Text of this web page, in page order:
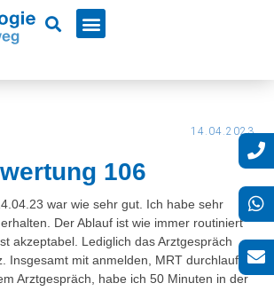
14.04.2023
106
war wie sehr gut. Ich habe sehr
Der Ablauf ist wie immer routiniert
akzeptabel. Lediglich das Arztgespräch
Insgesamt mit anmelden, MRT durchlaufen
Arztgespräch, habe ich 50 Minuten in der